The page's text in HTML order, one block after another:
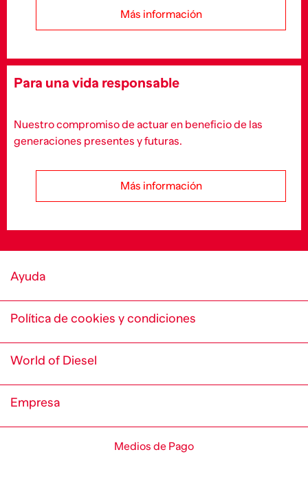
Más información
Para una vida responsable
Nuestro compromiso de actuar en beneficio de las
generaciones presentes y futuras.
Más información
Ayuda
Política de cookies y condiciones
World of Diesel
Empresa
Medios de Pago